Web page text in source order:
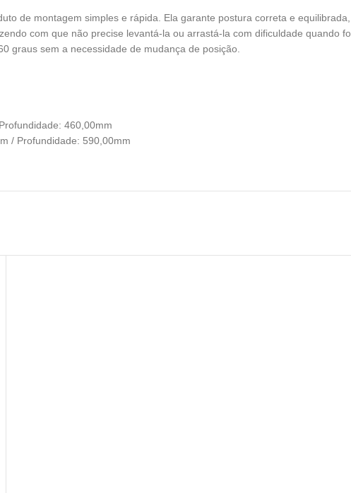
de montagem simples e rápida. Ela garante postura correta e
com que não precise levantá-la ou arrastá-la com dificuldade quando
graus sem a necessidade de mudança de posição.
460,00mm
/ Profundidade: 590,00mm